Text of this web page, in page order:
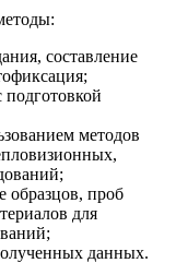
составление
методов
образцов, проб
для
данных.